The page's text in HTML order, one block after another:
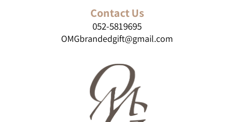
Contact Us
052-5819695
OMGbrandedgift@gmail.com